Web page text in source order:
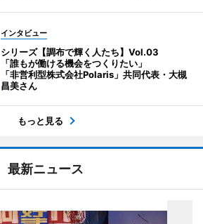
インタビュー
シリーズ【調布で輝く人たち】Vol.03
「誰もが働ける機会をつくりたい」
「非営利型株式会社Polaris」共同代表・大槻
昌美さん
もっと見る
最新ニュース